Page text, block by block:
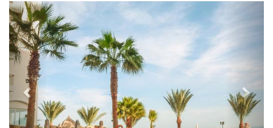
Previous